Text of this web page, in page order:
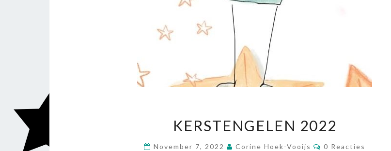
2022
KERSTENGELEN 2022
November 7, 2022 Corine Hoek-Vooijs Reacties
0 Reacties